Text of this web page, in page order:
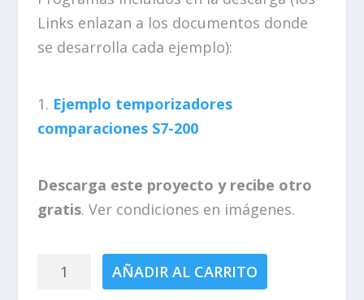
e
c
o
r
i
n
a
e
c
a
c
t
l
e
0
,
Links enlazan a los documentos donde
se desarrolla cada ejemplo):
1. Ejemplo temporizadores
comparaciones S7-200
Descarga este proyecto y recibe otro
gratis. Ver condiciones en imágenes.
Tiempo
comparar
AÑADIR AL CARRITO